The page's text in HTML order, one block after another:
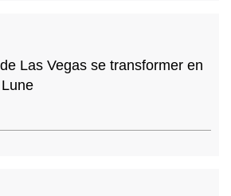
Las Vegas se transformer en